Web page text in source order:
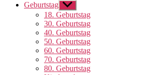
Geburtstag Untermenü
anzeigen
18. Geburtstag
30. Geburtstag
40. Geburtstag
50. Geburtstag
60. Geburtstag
70. Geburtstag
80. Geburtstag